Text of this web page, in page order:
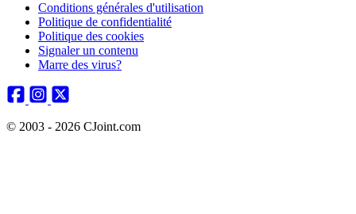
Conditions générales d'utilisation
Politique de confidentialité
Politique des cookies
Signaler un contenu
Marre des virus?
© 2003 - 2026 CJoint.com